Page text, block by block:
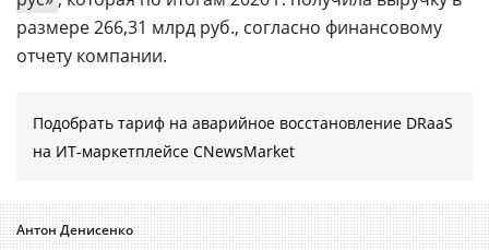
размере 266,31 млрд руб., согласно финансовому
отчету компании.
Подобрать тариф на аварийное восстановление DRaaS
на ИТ-маркетплейсе CNewsMarket
Антон Денисенко